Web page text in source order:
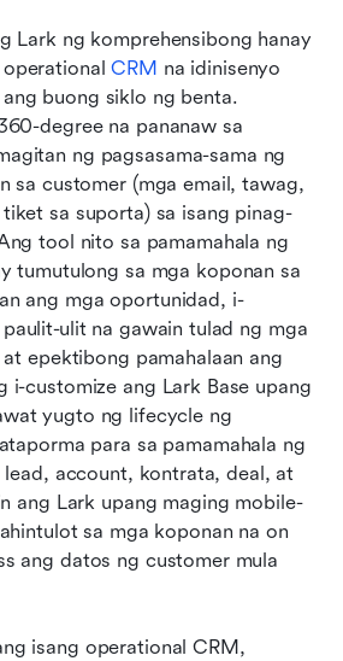
Lark ng komprehensibong hanay
CRM na idinisenyo
buong siklo ng benta.
degree na pananaw sa
ng pagsasama-sama ng
sa customer (mga email, tawag,
sa suporta) sa isang pinag-
tool nito sa pamamahala ng
tumutulong sa mga koponan sa
ang mga oportunidad, i-
ulit na gawain tulad ng mga
epektibong pamahalaan ang
i-customize ang Lark Base upang
yugto ng lifecycle ng
para sa pamamahala ng
lead, account, kontrata, deal, at
ang Lark upang maging mobile-
sa mga koponan na on
ang datos ng customer mula
isang operational CRM,